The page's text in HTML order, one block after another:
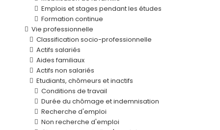
Emplois et stages pendant les études
Formation continue
Vie professionnelle
Classification socio-professionnelle
Actifs salariés
Aides familiaux
Actifs non salariés
Etudiants, chômeurs et inactifs
Conditions de travail
Durée du chômage et indemnisation
Recherche d'emploi
Non recherche d'emploi